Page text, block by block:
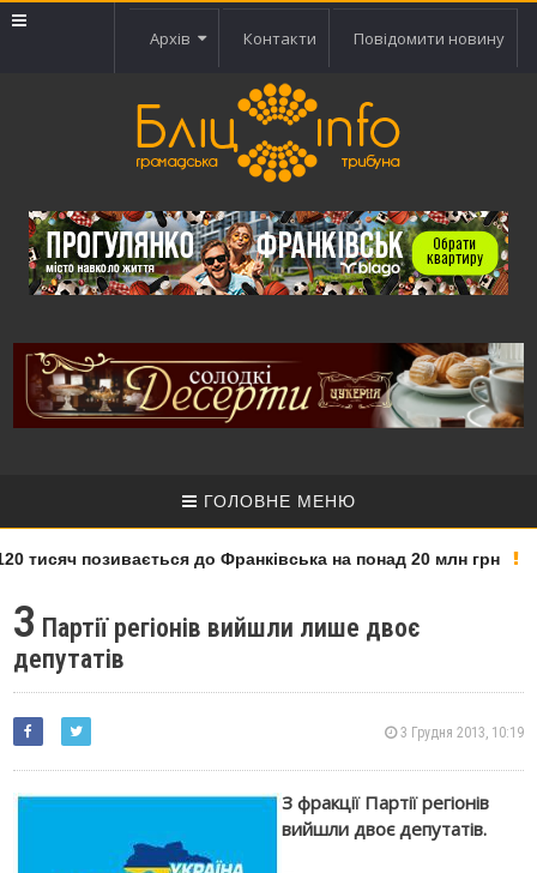
Архів Контакти Повідомити новину
ГОЛОВНЕ МЕНЮ
тисяч позивається до Франківська на понад 20 млн грн
З Партії регіонів вийшли лише двоє
депутатів
3 Грудня 2013, 10:19
З фракції Партії регіонів
вийшли двоє депутатів.